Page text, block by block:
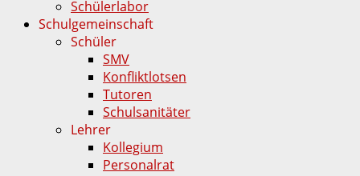
Schülerlabor
Schulgemeinschaft
Schüler
SMV
Konfliktlotsen
Tutoren
Schulsanitäter
Lehrer
Kollegium
Personalrat